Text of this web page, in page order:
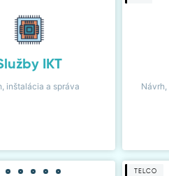
IKT
inštalácia a správa
TELCO